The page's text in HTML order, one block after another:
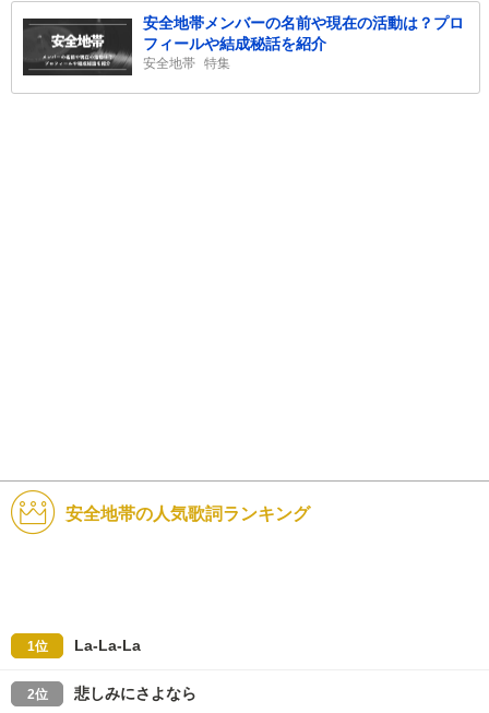
安全地帯メンバーの名前や現在の活動は？プロ
フィールや結成秘話を紹介
安全地帯 特集
安全地帯の人気歌詞ランキング
1位 La-La-La
2位 悲しみにさよなら